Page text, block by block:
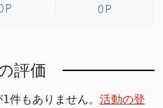
0P
評価
件もありません。 活動の登